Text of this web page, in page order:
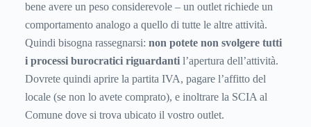
bene avere un peso considerevole – un outlet richiede un
comportamento analogo a quello di tutte le altre attività.
Quindi bisogna rassegnarsi: non potete non svolgere tutti
i processi burocratici riguardanti l’apertura dell’attività.
Dovrete quindi aprire la partita IVA, pagare l’affitto del
locale (se non lo avete comprato), e inoltrare la SCIA al
Comune dove si trova ubicato il vostro outlet.